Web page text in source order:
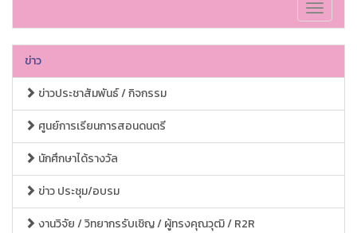
Toggle
ข่าว
ข่าวประชาสัมพันธ์ / กิจกรรม
ศูนย์การเรียนการสอนดนตรี
นักศึกษาได้รางวัล
ข่าว ประชุม/อบรม
งานวิจัย / วิทยากรรับเชิญ / ผู้ทรงคุณวุฒิ / R2R